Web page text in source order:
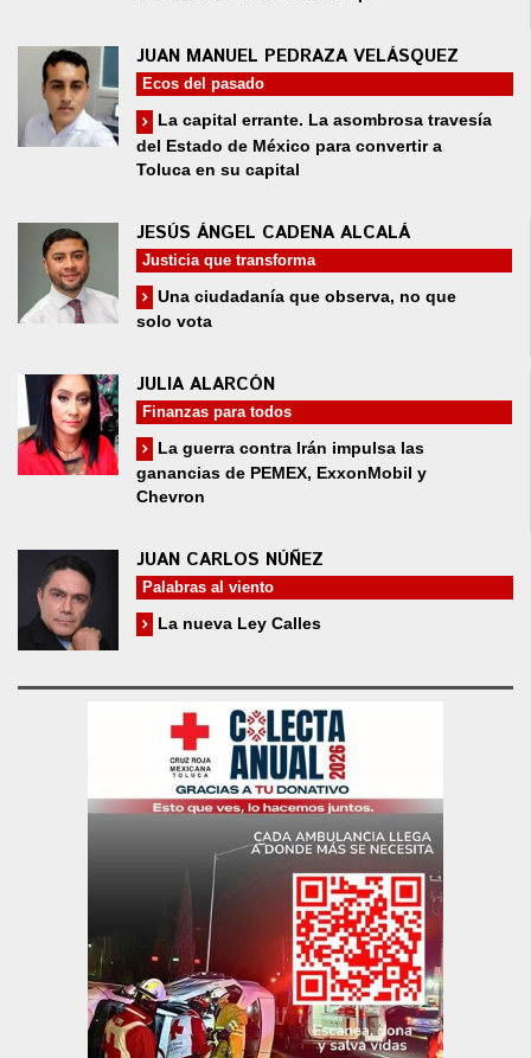
JUAN MANUEL PEDRAZA VELÁSQUEZ
Ecos del pasado
La capital errante. La asombrosa travesía
del Estado de México para convertir a
Toluca en su capital
JESÚS ÁNGEL CADENA ALCALÁ
Justicia que transforma
Una ciudadanía que observa, no que
solo vota
JULIA ALARCÓN
Finanzas para todos
La guerra contra Irán impulsa las
ganancias de PEMEX, ExxonMobil y
Chevron
JUAN CARLOS NÚÑEZ
Palabras al viento
La nueva Ley Calles